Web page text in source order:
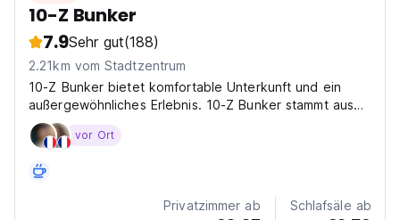
10-Z Bunker
7.9Sehr gut(188)
2.21km vom Stadtzentrum
10-Z Bunker bietet komfortable Unterkunft und ein
außergewöhnliches Erlebnis. 10-Z Bunker stammt aus
der Zeit des Kommunismus.
vor Ort
Privatzimmer ab Schlafsäle ab